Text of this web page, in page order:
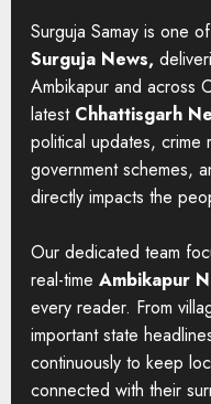
Surguja Samay is one
Surguja News,
Ambikapur and across
latest Chhattisgarh
political updates, crime
government schemes,
directly impacts the
Our dedicated team
real-time Ambikapur
every reader. From
important state
continuously to keep
connected with their